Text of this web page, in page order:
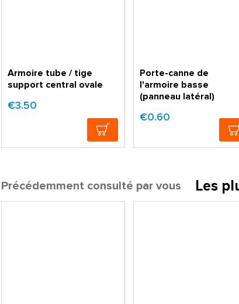
Armoire tube / tige
support central ovale
€3.50
Porte-canne de
l'armoire basse
(panneau latéral)
€0.60
Précédemment consulté par vous Les